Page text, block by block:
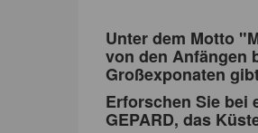
Unter dem Motto
von den Anfängen
Großexponaten
Erforschen Sie bei
GEPARD, das